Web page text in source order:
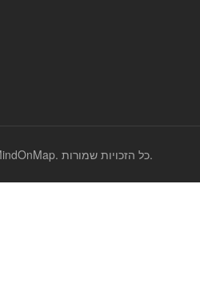
זכויות יוצרים © 2026 MindOnMap. כל הזכויות שמורות.